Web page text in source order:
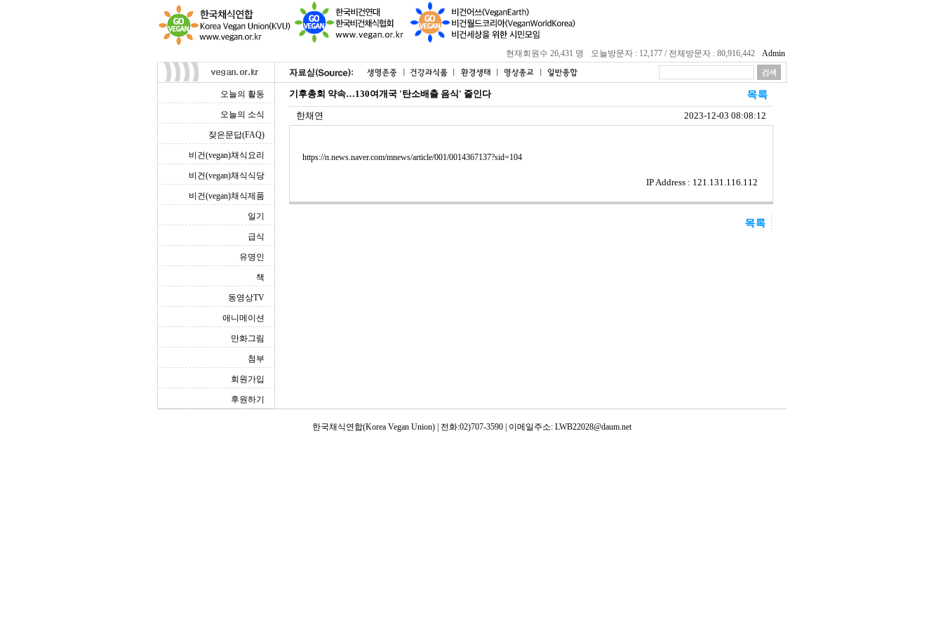
현재회원수 26,431 명 오늘방문자 : 12,177 / 전체방문자 : 80,916,442 Admin
오늘의 활동
오늘의 소식
잦은문답(FAQ)
비건(vegan)채식요리
비건(vegan)채식식당
비건(vegan)채식제품
일기
급식
유명인
책
동영상TV
애니메이션
만화그림
첨부
회원가입
후원하기
기후총회 약속…130여개국 '탄소배출 음식' 줄인다
한채연 2023-12-03 08:08:12
https://n.news.naver.com/mnews/article/001/0014367137?sid=104
IP Address : 121.131.116.112
한국채식연합(Korea Vegan Union) | 전화:02)707-3590 | 이메일주소: LWB22028@daum.net